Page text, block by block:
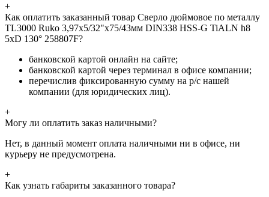
+
Как оплатить заказанный товар Сверло дюймовое по металлу
TL3000 Ruko 3,97x5/32"x75/43мм DIN338 HSS-G TiALN h8
5xD 130° 258807F?
банковской картой онлайн на сайте;
банковской картой через терминал в офисе компании;
перечислив фиксированную сумму на р/с нашей
компании (для юридических лиц).
+
Могу ли оплатить заказ наличными?
Нет, в данный момент оплата наличными ни в офисе, ни
курьеру не предусмотрена.
+
Как узнать габариты заказанного товара?